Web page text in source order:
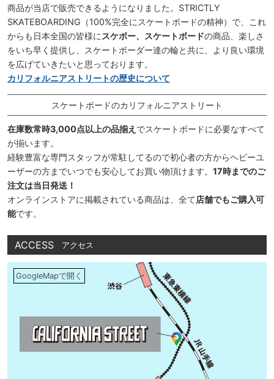
商品が当店で販売できるようになりました。STRICTLY
SKATEBOARDING（100%完全にスケートボードの精神）で、これ
からも日本全国の皆様にスケボー、スケートボードの商品、楽しさ
をいち早く提供し、スケートボーダー達の輪と共に、より良い環境
を広げていきたいと思っております。
カリフォルニアストリートの歴史について
スケートボードのカリフォルニアストリート
在庫数常時3,000点以上の品揃え でスケートボードに必要なすべて
が揃います。
経験豊富な専門スタッフが常駐してるので初心者の方からヘビーユ
ーザーの方までいつでも安心してお買い物頂けます。 17時までのご
注文は当日発送！
オンラインストアに掲載されている商品は、全て店舗でもご購入可
能です。
ACCESS アクセス
GoogleMapで開く